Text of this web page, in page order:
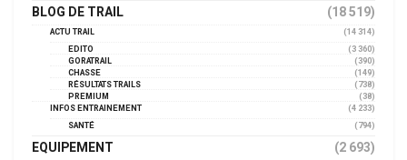
BLOG DE TRAIL (18 519)
ACTU TRAIL
(14 314)
EDITO
(3 360)
GORATRAIL
(390)
CHASSE
(149)
RÉSULTATS TRAILS
(738)
PREMIUM
(38)
INFOS ENTRAINEMENT
(4 233)
SANTÉ
(794)
EQUIPEMENT (2 693)